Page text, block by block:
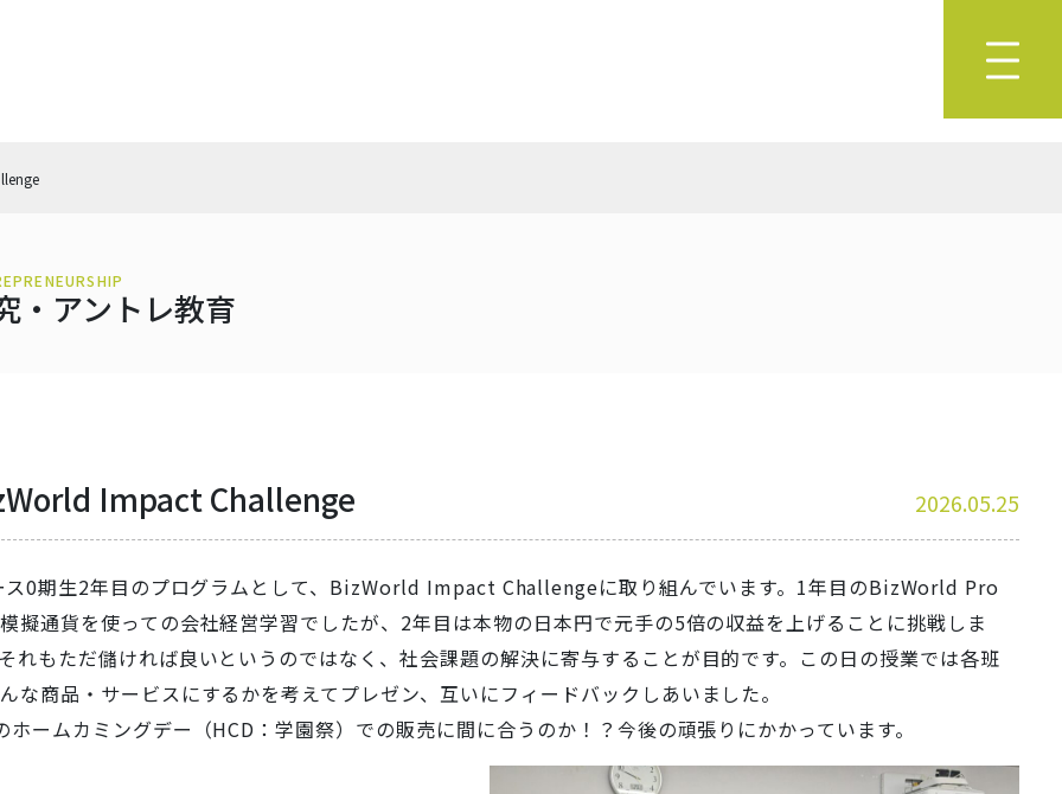
・アントレ教育
Impact Challenge 2026.05.25
ス0期生2年目のプログラムとして、BizWorld Impact Challengeに取り組んでいます。1年目のBizWorld Pro
擬通貨を使っての会社経営学習でしたが、2年目は本物の日本円で元手の5倍の収益を上げることに挑戦しま
れもただ儲ければ良いというのではなく、社会課題の解決に寄与することが目的です。この日の授業では各班
な商品・サービスにするかを考えてプレゼン、互いにフィードバックしあいました。
ホームカミングデー（HCD：学園祭）での販売に間に合うのか！？今後の頑張りにかかっています。